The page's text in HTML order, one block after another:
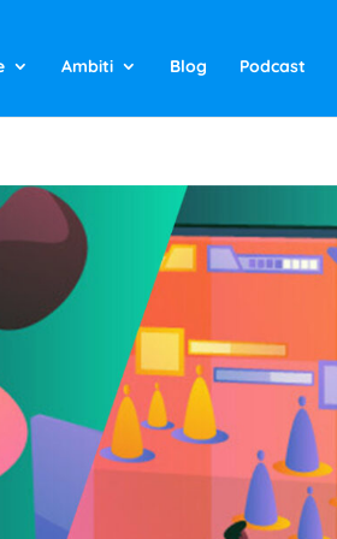
Ambiti Blog Podcast